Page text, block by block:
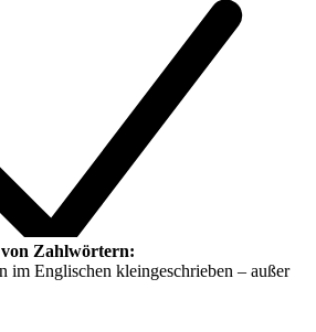
Zahlwörtern:
im Englischen kleingeschrieben – außer